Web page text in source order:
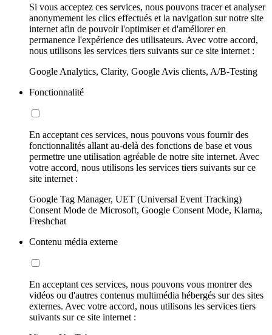
Si vous acceptez ces services, nous pouvons tracer et analyser
anonymement les clics effectués et la navigation sur notre site
internet afin de pouvoir l'optimiser et d'améliorer en
permanence l'expérience des utilisateurs. Avec votre accord,
nous utilisons les services tiers suivants sur ce site internet :
Google Analytics, Clarity, Google Avis clients, A/B-Testing
Fonctionnalité
En acceptant ces services, nous pouvons vous fournir des
fonctionnalités allant au-delà des fonctions de base et vous
permettre une utilisation agréable de notre site internet. Avec
votre accord, nous utilisons les services tiers suivants sur ce
site internet :
Google Tag Manager, UET (Universal Event Tracking)
Consent Mode de Microsoft, Google Consent Mode, Klarna,
Freshchat
Contenu média externe
En acceptant ces services, nous pouvons vous montrer des
vidéos ou d'autres contenus multimédia hébergés sur des sites
externes. Avec votre accord, nous utilisons les services tiers
suivants sur ce site internet :